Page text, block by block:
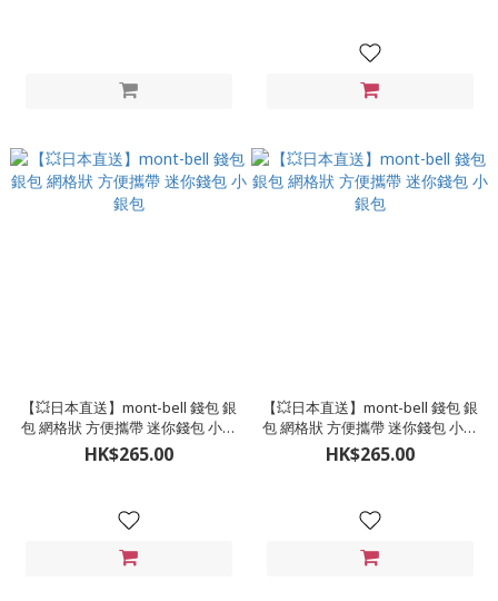
【💥日本直送】mont-bell 錢包 銀
包 網格狀 方便攜帶 迷你錢包 小銀
包
HK$265.00
【💥日本直送】mont-bell 錢包 銀
包 網格狀 方便攜帶 迷你錢包 小銀
包
HK$265.00